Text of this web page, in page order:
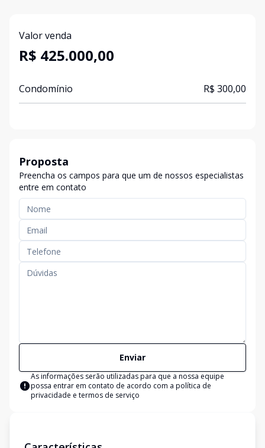
Valor venda
R$ 425.000,00
Condomínio R$ 300,00
Proposta
Preencha os campos para que um de nossos especialistas
entre em contato
Enviar
As informações serão utilizadas para que a nossa equipe
possa entrar em contato de acordo com a política de
privacidade e termos de serviço